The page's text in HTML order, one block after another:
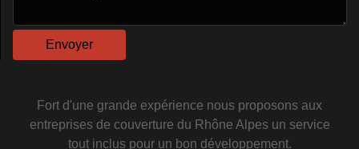
Fort d'une grande expérience nous proposons aux
entreprises de couverture du Rhône Alpesun service
tout inclus pour un bon développement.